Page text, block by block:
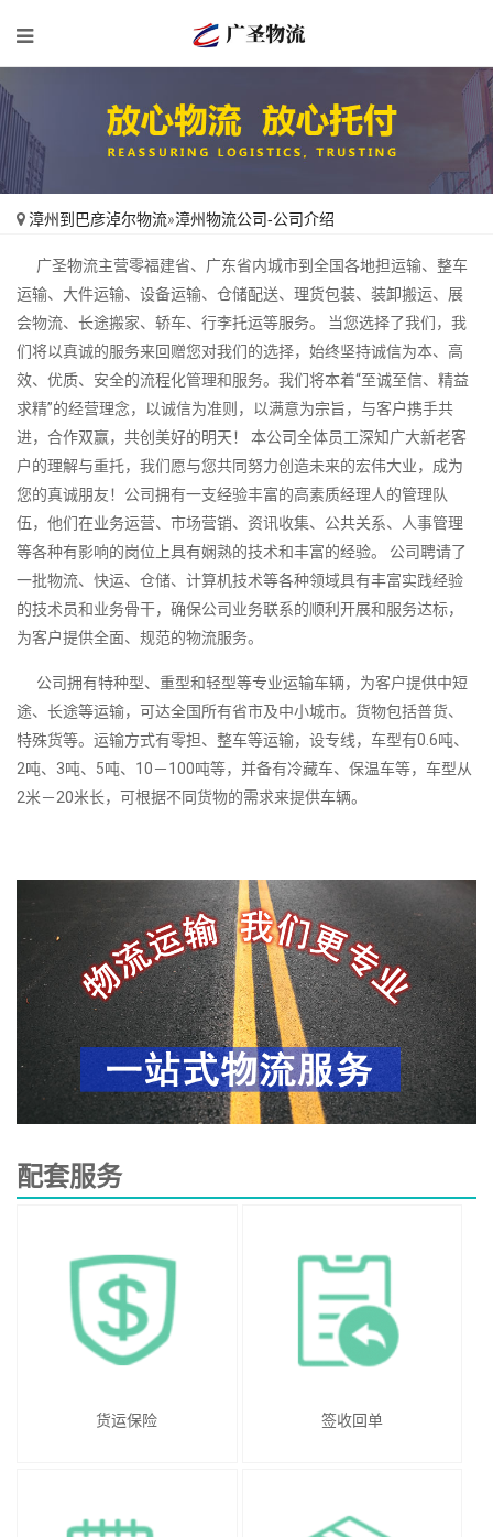
漳州到巴彦淖尔物流»漳州物流公司-公司介绍
广圣物流主营零福建省、广东省内城市到全国各地担运输、整车
运输、大件运输、设备运输、仓储配送、理货包装、装卸搬运、展
会物流、长途搬家、轿车、行李托运等服务。 当您选择了我们，我
们将以真诚的服务来回赠您对我们的选择，始终坚持诚信为本、高
效、优质、安全的流程化管理和服务。我们将本着“至诚至信、精益
求精”的经营理念，以诚信为准则，以满意为宗旨，与客户携手共
进，合作双赢，共创美好的明天！ 本公司全体员工深知广大新老客
户的理解与重托，我们愿与您共同努力创造未来的宏伟大业，成为
您的真诚朋友！公司拥有一支经验丰富的高素质经理人的管理队
伍，他们在业务运营、市场营销、资讯收集、公共关系、人事管理
等各种有影响的岗位上具有娴熟的技术和丰富的经验。 公司聘请了
一批物流、快运、仓储、计算机技术等各种领域具有丰富实践经验
的技术员和业务骨干，确保公司业务联系的顺利开展和服务达标，
为客户提供全面、规范的物流服务。
公司拥有特种型、重型和轻型等专业运输车辆，为客户提供中短
途、长途等运输，可达全国所有省市及中小城市。货物包括普货、
特殊货等。运输方式有零担、整车等运输，设专线，车型有0.6吨、
2吨、3吨、5吨、10－100吨等，并备有冷藏车、保温车等，车型从
2米－20米长，可根据不同货物的需求来提供车辆。
配套服务
货运保险 签收回单